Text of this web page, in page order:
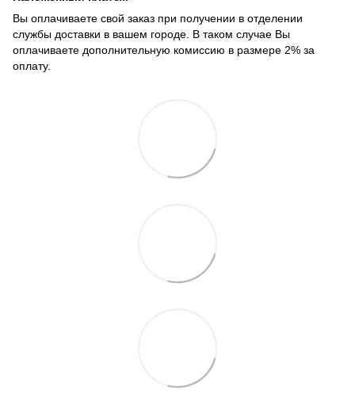
Вы оплачиваете свой заказ при получении в отделении
службы доставки в вашем городе. В таком случае Вы
оплачиваете дополнительную комиссию в размере 2% за
оплату.